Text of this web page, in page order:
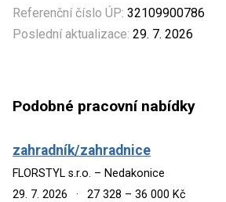
Referenční číslo ÚP: 32109900786
Poslední aktualizace: 29. 7. 2026
Podobné pracovní nabídky
zahradník/zahradnice
FLORSTYL s.r.o. – Nedakonice
29. 7. 2026
· 27 328 – 36 000 Kč